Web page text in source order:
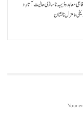
معاہدہ ڈیہہ نا ساڑی حالیت آتا رِد
Your